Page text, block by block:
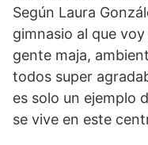
Según Laura
gimnasio al que
gente maja,
todos super
es solo un ejemplo
se vive en este